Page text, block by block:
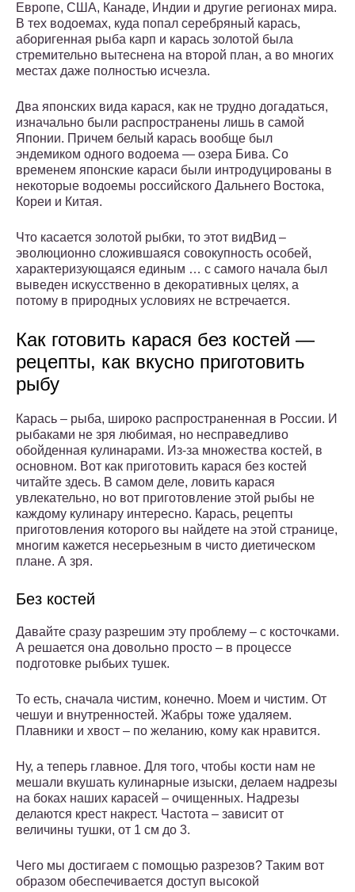
Европе, США, Канаде, Индии и другие регионах мира.
В тех водоемах, куда попал серебряный карась,
аборигенная рыба карп и карась золотой была
стремительно вытеснена на второй план, а во многих
местах даже полностью исчезла.
Два японских вида карася, как не трудно догадаться,
изначально были распространены лишь в самой
Японии. Причем белый карась вообще был
эндемиком одного водоема — озера Бива. Со
временем японские караси были интродуцированы в
некоторые водоемы российского Дальнего Востока,
Кореи и Китая.
Что касается золотой рыбки, то этот видВид –
эволюционно сложившаяся совокупность особей,
характеризующаяся единым … с самого начала был
выведен искусственно в декоративных целях, а
потому в природных условиях не встречается.
Как готовить карася без костей —
рецепты, как вкусно приготовить
рыбу
Карась – рыба, широко распространенная в России. И
рыбаками не зря любимая, но несправедливо
обойденная кулинарами. Из-за множества костей, в
основном. Вот как приготовить карася без костей
читайте здесь. В самом деле, ловить карася
увлекательно, но вот приготовление этой рыбы не
каждому кулинару интересно. Карась, рецепты
приготовления которого вы найдете на этой странице,
многим кажется несерьезным в чисто диетическом
плане. А зря.
Без костей
Давайте сразу разрешим эту проблему – с косточками.
А решается она довольно просто – в процессе
подготовке рыбьих тушек.
То есть, сначала чистим, конечно. Моем и чистим. От
чешуи и внутренностей. Жабры тоже удаляем.
Плавники и хвост – по желанию, кому как нравится.
Ну, а теперь главное. Для того, чтобы кости нам не
мешали вкушать кулинарные изыски, делаем надрезы
на боках наших карасей – очищенных. Надрезы
делаются крест накрест. Частота – зависит от
величины тушки, от 1 см до 3.
Чего мы достигаем с помощью разрезов? Таким вот
образом обеспечивается доступ высокой